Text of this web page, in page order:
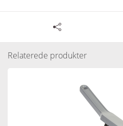
Læs resten.
Tilgængelige specifikationer
Antal pr.
Relaterede produkter